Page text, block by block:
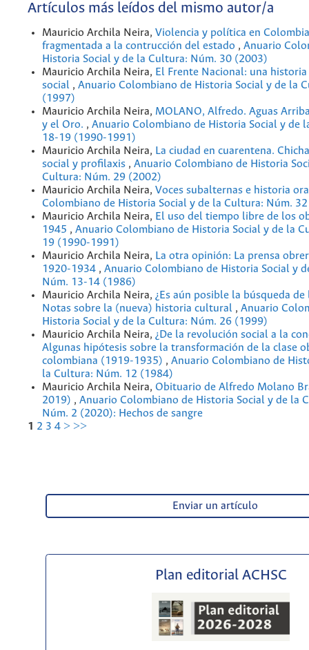
Artículos más leídos del mismo autor/a
Mauricio Archila Neira, Violencia y política en
fragmentada a la contrucción del estado , Anuario
Historia Social y de la Cultura: Núm. 30 (2003)
Mauricio Archila Neira, El Frente Nacional: una
social , Anuario Colombiano de Historia Social y de la
(1997)
Mauricio Archila Neira, MOLANO, Alfredo. Aguas
y el Oro. , Anuario Colombiano de Historia Social y de
18-19 (1990-1991)
Mauricio Archila Neira, La ciudad en cuarentena.
social y profilaxis , Anuario Colombiano de Historia
Cultura: Núm. 29 (2002)
Mauricio Archila Neira, Voces subalternas e historia
Colombiano de Historia Social y de la Cultura: Núm.
Mauricio Archila Neira, El uso del tiempo libre de los
1945 , Anuario Colombiano de Historia Social y de la
19 (1990-1991)
Mauricio Archila Neira, La otra opinión: La prensa
1920-1934 , Anuario Colombiano de Historia Social y
Núm. 13-14 (1986)
Mauricio Archila Neira, ¿Es aún posible la búsqueda de
Notas sobre la (nueva) historia cultural , Anuario
Historia Social y de la Cultura: Núm. 26 (1999)
Mauricio Archila Neira, ¿De la revolución social a la
Algunas hipótesis sobre la transformación de la clase
colombiana (1919-1935) , Anuario Colombiano de
la Cultura: Núm. 12 (1984)
Mauricio Archila Neira, Obituario de Alfredo Molano
2019) , Anuario Colombiano de Historia Social y de la
Núm. 2 (2020): Hechos de sangre
1 2 3 4 > >>
Enviar un artículo
Plan editorial ACHSC